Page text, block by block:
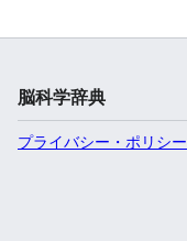
脳科学辞典
プライバシー・ポリシー